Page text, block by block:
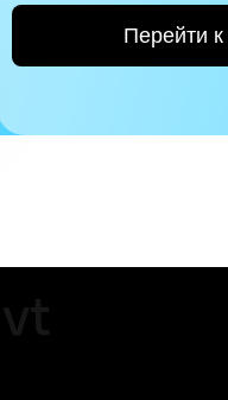
Перейти к